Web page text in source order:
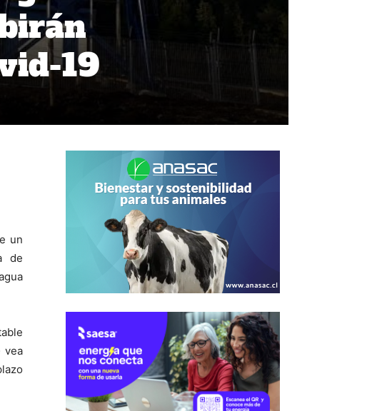
19
un
de
vea